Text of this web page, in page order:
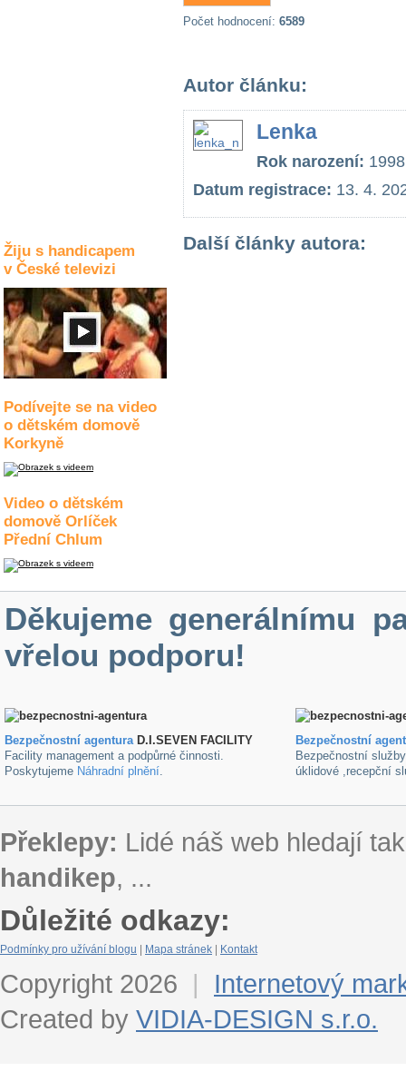
Žiju s handicapem
v České televizi
Podívejte se na video
o dětském domově
Korkyně
Video o dětském
domově Orlíček
Přední Chlum
Počet hodnocení: 6589
Autor článku:
Lenka
Rok narození: 1998
Datum registrace: 13. 4.
Další články autora:
Děkujeme generálnímu
vřelou podporu!
Bezpečnostní agenturaD.I.SEVEN FACILITY
Facility management a podpůrné činnosti.
Poskytujeme Náhradní plnění.
Bezpečnostní
Bezpečnostní
úklidové ,recepční
Překlepy: Lidé náš web hledají
handikep, ...
Důležité odkazy:
Podmínky pro užívání blogu Mapa stránek Kontakt
Copyright 2026 |
Internetový
Created by VIDIA-DESIGN s.r.o.